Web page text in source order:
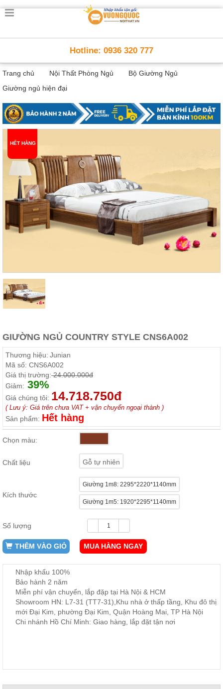
Trang
Thông
Minh
Nội
thất
minh
Nội
Thất
Trẻ
Em
Giường
tầng,
sách
Nội
Thất
Bàn
trà...
Nội
Phòng
Giường
áo, bàn
trang
điểm
Nội
Thất
Phòng
Bàn
ghế
ăn,
Ban
Vườn
Bàn
Phụ
cảnh
Hotline: 0936 320 777
Trang chủ Nội Thất Phòng Ngủ
Bộ Giường Ngủ
Giường ngủ hiện đại
HẾT HÀNG
GIƯỜNG NGỦ COUNTRY STYLE CNS6A002
Thương hiệu: Junian
Mã số: CNS6A002
Giá thị trường:24.000.000đ
Giảm: 39%
Giá chúng tôi: 14.718.750đ
( Lưu ý: Giá trên chưa VAT + vận chuyển ngoại thành )
Sản phẩm: Hết hàng
Chọn màu:
Chất liệu Gỗ tự nhiên
Kích thước
Giường 1m8: 2295*2220*1140mm
Giường 1m5: 1920*2295*1140mm
Số lượng
THÊM VÀO GIỎ MUA HÀNG NGAY
Nhập khẩu 100%
Bảo hành 2 năm
Miễn phí vận chuyển, lắp đặp tại Hà Nội & HCM
Showroom HN: L7-31 (TT7-31),Khu nhà ở thấp tầng, Khu đô thị
mới Đại Kim, phường Đại Kim, Quận Hoàng Mai, TP Hà Nội
Chi nhánh Hồ Chí Minh: Giao hàng, lắp đặt tận nơi